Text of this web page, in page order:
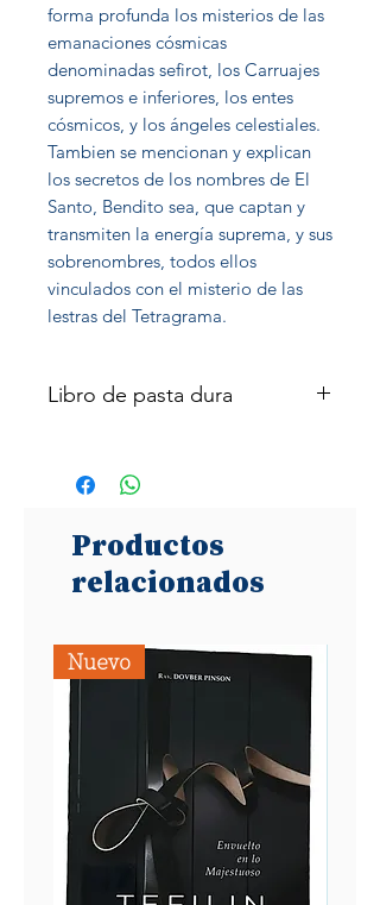
forma profunda los misterios de las
emanaciones cósmicas
denominadas sefirot, los Carruajes
supremos e inferiores, los entes
cósmicos, y los ángeles celestiales.
Tambien se mencionan y explican
los secretos de los nombres de El
Santo, Bendito sea, que captan y
transmiten la energía suprema, y sus
sobrenombres, todos ellos
vinculados con el misterio de las
lestras del Tetragrama.
Libro de pasta dura
Productos
relacionados
Nuevo